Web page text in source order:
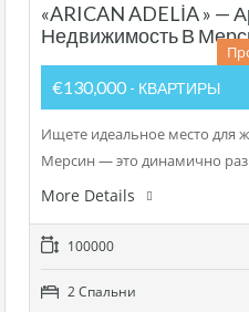
«ARICAN ADELİA » —
Недвижимость В
€130,000 - КВАРТИРЫ
Ищете идеальное место для
Мерсин — это динамично
More Details
100000
2 Cпальни